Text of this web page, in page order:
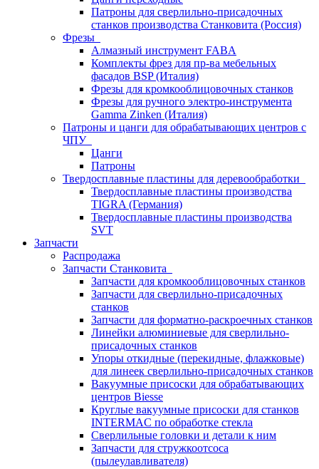
Патроны для сверлильно-присадочных
станков производства Станковита (Россия)
Фрезы
Алмазный инструмент FABA
Комплекты фрез для пр-ва мебельных
фасадов BSP (Италия)
Фрезы для кромкооблицовочных станков
Фрезы для ручного электро-инструмента
Gamma Zinken (Италия)
Патроны и цанги для обрабатывающих центров с
ЧПУ
Цанги
Патроны
Твердосплавные пластины для деревообработки
Твердосплавные пластины производства
TIGRA (Германия)
Твердосплавные пластины производства
SVT
Запчасти
Распродажа
Запчасти Станковита
Запчасти для кромкооблицовочных станков
Запчасти для сверлильно-присадочных
станков
Запчасти для форматно-раскроечных станков
Линейки алюминиевые для сверлильно-
присадочных станков
Упоры откидные (перекидные, флажковые)
для линеек сверлильно-присадочных станков
Вакуумные присоски для обрабатывающих
центров Biesse
Круглые вакуумные присоски для станков
INTERMAC по обработке стекла
Сверлильные головки и детали к ним
Запчасти для стружкоотсоса
(пылеулавливателя)